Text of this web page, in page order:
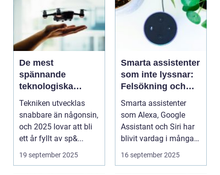
De mest
spännande
teknologiska
innovationerna
2025
Tekniken utvecklas
snabbare än någonsin,
och 2025 lovar att bli
ett år fyllt av sp&...
19 september 2025
Smarta assistenter
som inte lyssnar:
Felsökning och
optimering
Smarta assistenter
som Alexa, Google
Assistant och Siri har
blivit vardag i många
hem, men det...
16 september 2025